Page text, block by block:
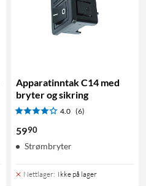
Apparatinntak C14 med
bryter og sikring
4.0 (6)
5990
Strømbryter
Nettlager: Ikke på lager